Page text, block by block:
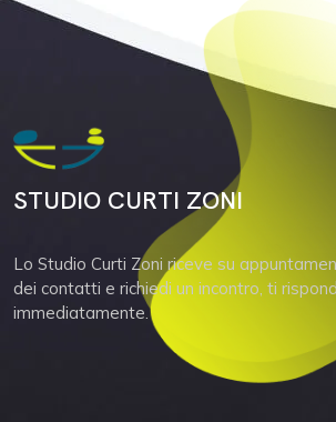
STUDIO CURTI ZONI
Lo Studio Curti Zoni riceve su
dei contatti e richiedi un incontro, ti
immediatamente.